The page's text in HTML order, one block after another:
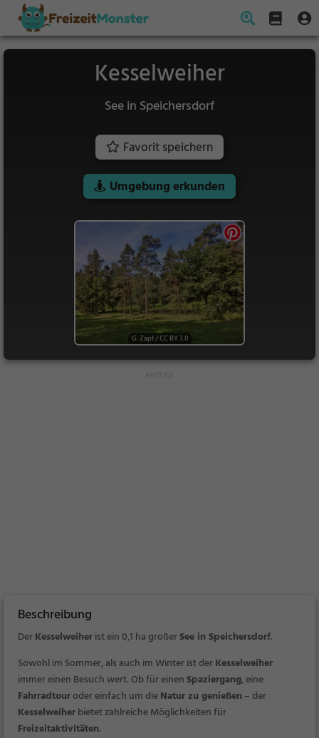
Kesselweiher
See in Speichersdorf
Favorit speichern
Umgebung erkunden
G. Zapf/CC BY 3.0
Beschreibung
DerKesselweiherist ein0,1 ha großerSee in Speichersdorf.
Sowohl im Sommer, als auch im Winter ist derKesselweiher
immer einen Besuch wert. Ob für einenSpaziergang, eine
Fahrradtouroder einfach um dieNatur zu genießen – der
Kesselweiherbietet zahlreiche Möglichkeiten für
Freizeitaktivitäten.